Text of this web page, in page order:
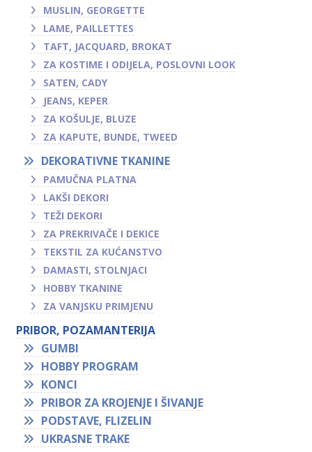
MUSLIN, GEORGETTE
LAME, PAILLETTES
TAFT, JACQUARD, BROKAT
ZA KOSTIME I ODIJELA, POSLOVNI LOOK
SATEN, CADY
JEANS, KEPER
ZA KOŠULJE, BLUZE
ZA KAPUTE, BUNDE, TWEED
DEKORATIVNE TKANINE
PAMUČNA PLATNA
LAKŠI DEKORI
TEŽI DEKORI
ZA PREKRIVAČE I DEKICE
TEKSTIL ZA KUĆANSTVO
DAMASTI, STOLNJACI
HOBBY TKANINE
ZA VANJSKU PRIMJENU
PRIBOR, POZAMANTERIJA
GUMBI
HOBBY PROGRAM
KONCI
PRIBOR ZA KROJENJE I ŠIVANJE
PODSTAVE, FLIZELIN
UKRASNE TRAKE